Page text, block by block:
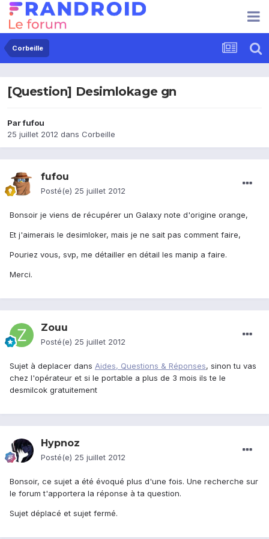
Corbeille
[Question] Desimlokage gn
Parfufou
25 juillet 2012 dans Corbeille
fufou
Posté(e) 25 juillet 2012
Bonsoir je viens de récupérer un Galaxy note d'origine orange,
Et j'aimerais le desimloker, mais je ne sait pas comment faire,
Pouriez vous, svp, me détailler en détail les manip a faire.
Merci.
Zouu
Posté(e) 25 juillet 2012
Sujet à deplacer dans Aides, Questions & Réponses, sinon tu vas
chez l'opérateur et si le portable a plus de 3 mois ils te le
desmilcok gratuitement
Hypnoz
Posté(e) 25 juillet 2012
Bonsoir, ce sujet a été évoqué plus d'une fois. Une recherche sur
le forum t'apportera la réponse à ta question.
Sujet déplacé et sujet fermé.